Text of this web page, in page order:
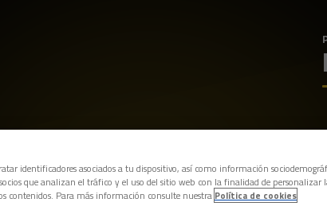
identificadores asociados a tu dispositivo, así como información
que analizan el tráfico y el uso del sitio web con la finalidad de personalizar
contenidos. Para más información consulte nuestra Política de cookies